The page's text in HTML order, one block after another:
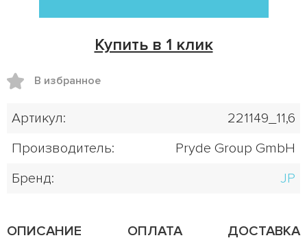
Купить в 1 клик
В избранное
Артикул:
221149_11,6
Производитель:
Pryde Group GmbH
Бренд:
JP
ОПИСАНИЕ ОПЛАТА ДОСТАВКА